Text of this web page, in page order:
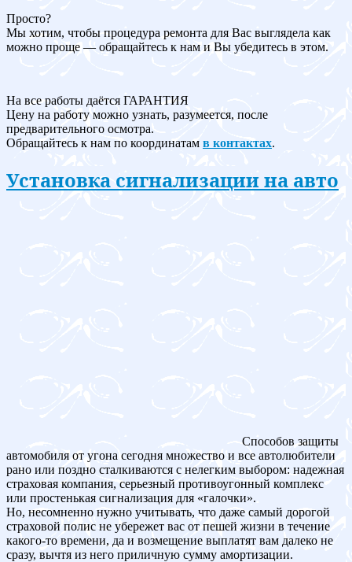
Просто?
Мы хотим, чтобы процедура ремонта для Вас выглядела как
можно проще — обращайтесь к нам и Вы убедитесь в этом.
На все работы даётся ГАРАНТИЯ
Цену на работу можно узнать, разумеется, после
предварительного осмотра.
Обращайтесь к нам по координатам в контактах.
Установка сигнализации на авто
Способов защиты
автомобиля от угона сегодня множество и все автолюбители
рано или поздно сталкиваются с нелегким выбором: надежная
страховая компания, серьезный противоугонный комплекс
или простенькая сигнализация для «галочки».
Но, несомненно нужно учитывать, что даже самый дорогой
страховой полис не убережет вас от пешей жизни в течение
какого-то времени, да и возмещение выплатят вам далеко не
сразу, вычтя из него приличную сумму амортизации.